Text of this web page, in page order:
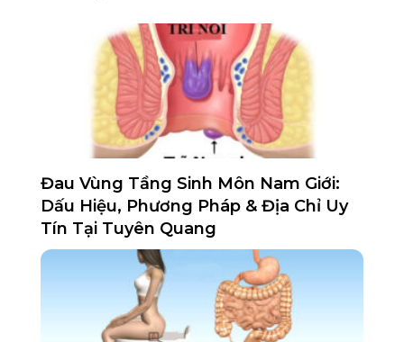
Đau Vùng Tầng Sinh Môn Nam Giới:
Dấu Hiệu, Phương Pháp & Địa Chỉ Uy
Tín Tại Tuyên Quang